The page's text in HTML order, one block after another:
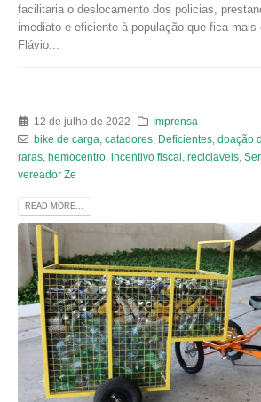
facilitaria o deslocamento dos policias,
imediato e eficiente à população que fica mais
Flávio...
12 de julho de 2022
Imprensa
bike de carga catadores, Deficientes, doação
raras hemocentro incentivo fiscal reciclaveis
vereador Ze
READ MORE...